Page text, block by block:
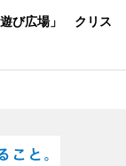
遊び広場」 クリス